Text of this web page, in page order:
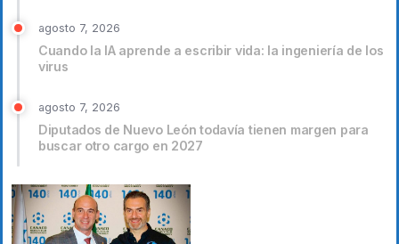
agosto 7, 2026
Cuando la IA aprende a escribir vida: la ingeniería de los
virus
agosto 7, 2026
Diputados de Nuevo León todavía tienen margen para
buscar otro cargo en 2027